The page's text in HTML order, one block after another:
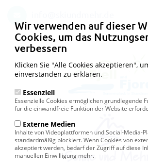
Wir verwenden auf dieser
Cookies, um das
verbessern
Klicken Sie "Alle Cookies akzeptieren",
einverstanden zu erklären.
Essenziell
Essenzielle Cookies ermöglichen grundlegende
für die einwandfreie Funktion der Website
Externe Medien
Inhalte von Videoplattformen und Social-Media-
standardmäßig blockiert. Wenn Cookies von
akzeptiert werden, bedarf der Zugriff auf diese
manuellen Einwilligung mehr.